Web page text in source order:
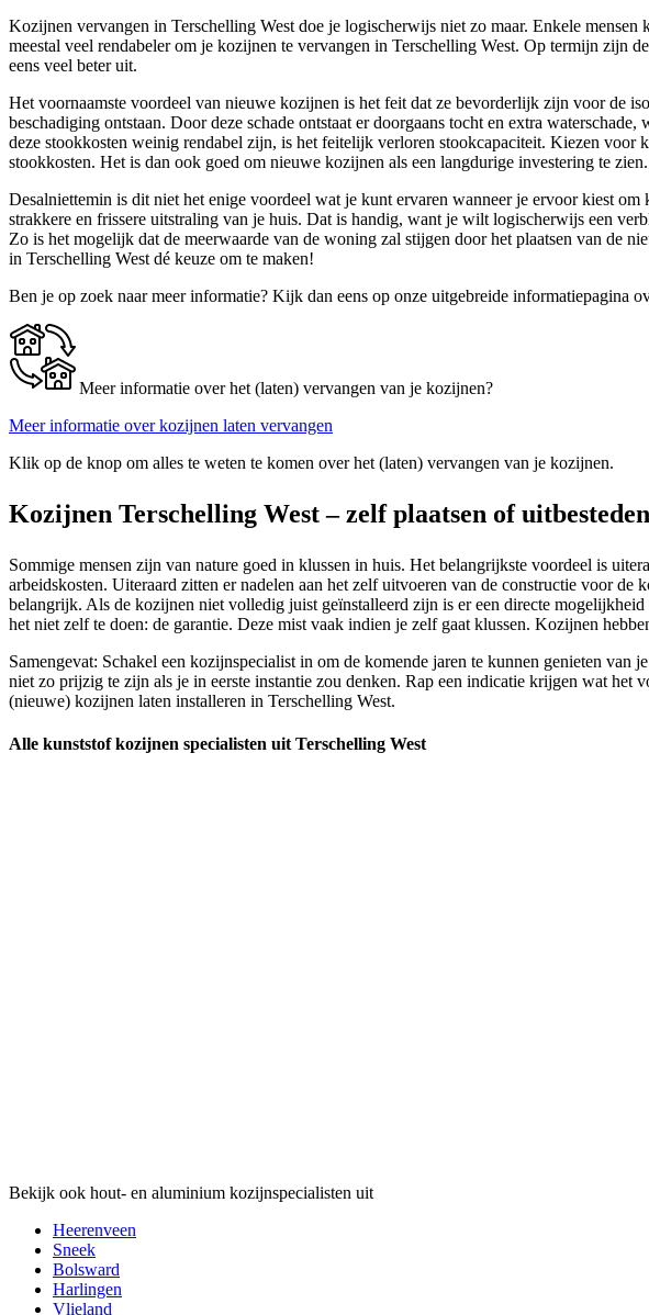
Kozijnen vervangen in Terschelling West doe je logischerwijs niet zo maar. Enkele
meestal veel rendabeler om je kozijnen te vervangen in Terschelling West. Op termijn zijn
eens veel beter uit.
Het voornaamste voordeel van nieuwe kozijnen is het feit dat ze bevorderlijk zijn voor de
beschadiging ontstaan. Door deze schade ontstaat er doorgaans tocht en extra
deze stookkosten weinig rendabel zijn, is het feitelijk verloren stookcapaciteit. Kiezen
stookkosten. Het is dan ook goed om nieuwe kozijnen als een langdurige investering te zien.
Desalniettemin is dit niet het enige voordeel wat je kunt ervaren wanneer je ervoor kiest
strakkere en frissere uitstraling van je huis. Dat is handig, want je wilt logischerwijs een
Zo is het mogelijk dat de meerwaarde van de woning zal stijgen door het plaatsen van de
in Terschelling West dé keuze om te maken!
Ben je op zoek naar meer informatie? Kijk dan eens op onze uitgebreide informatiepagina
Meer informatie over het (laten) vervangen van je kozijnen?
Meer informatie over kozijnen laten vervangen
Klik op de knop om alles te weten te komen over het (laten) vervangen van je kozijnen.
Kozijnen Terschelling West – zelf plaatsen of
Sommige mensen zijn van nature goed in klussen in huis. Het belangrijkste voordeel is
arbeidskosten. Uiteraard zitten er nadelen aan het zelf uitvoeren van de constructie voor
belangrijk. Als de kozijnen niet volledig juist geïnstalleerd zijn is er een directe
het niet zelf te doen: de garantie. Deze mist vaak indien je zelf gaat klussen. Kozijnen
Samengevat: Schakel een kozijnspecialist in om de komende jaren te kunnen genieten
niet zo prijzig te zijn als je in eerste instantie zou denken. Rap een indicatie krijgen wat
(nieuwe) kozijnen laten installeren in Terschelling West.
Alle kunststof kozijnen specialisten uit Terschelling West
Bekijk ook hout- en aluminium kozijnspecialisten uit
Heerenveen
Sneek
Bolsward
Harlingen
Vlieland